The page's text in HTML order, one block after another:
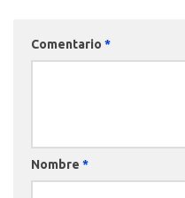
Comentario *
Nombre *